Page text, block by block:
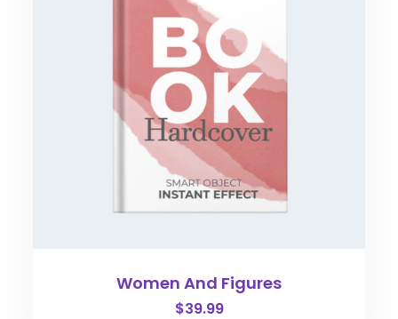
Women And Figures
$39.99